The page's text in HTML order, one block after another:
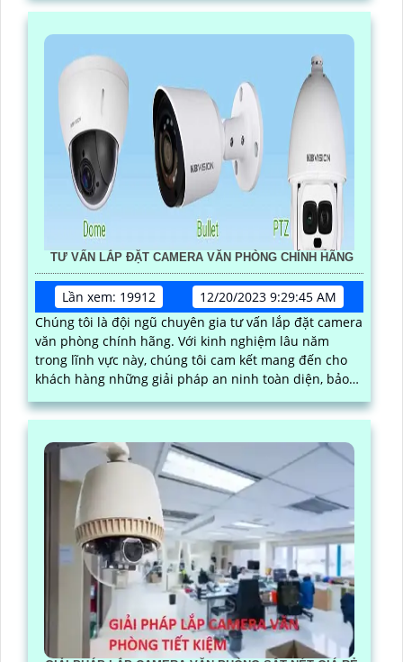
TƯ VẤN LẮP ĐẶT CAMERA VĂN PHÒNG CHÍNH HÃNG
Lần xem: 19912
12/20/2023 9:29:45 AM
Chúng tôi là đội ngũ chuyên gia tư vấn lắp đặt camera
văn phòng chính hãng. Với kinh nghiệm lâu năm
trong lĩnh vực này, chúng tôi cam kết mang đến cho
khách hàng những giải pháp an ninh toàn diện, bảo
vệ tài sản và nhân viên của bạn